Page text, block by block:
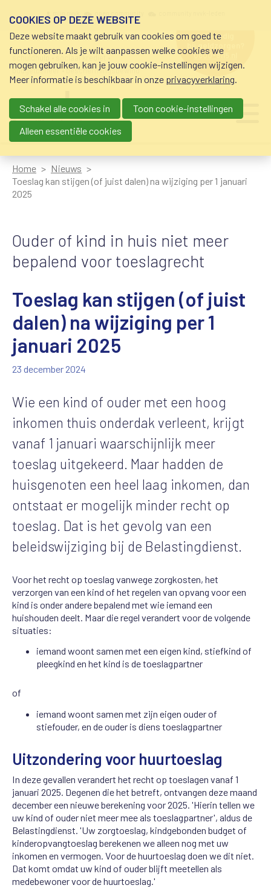
schuldhulp • sociaal krediet •
budgetbeheer • beschermingsbewind
hulp nodig
bij geldzorgen?
0800-8115.nl
Main navigation
Home
Nieuws
Toeslag kan stijgen (of juist dalen) na wijziging per 1 januari
2025
Ouder of kind in huis niet meer
bepalend voor toeslagrecht
Toeslag kan stijgen (of juist
dalen) na wijziging per 1
januari 2025
23 december 2024
Wie een kind of ouder met een hoog
inkomen thuis onderdak verleent, krijgt
vanaf 1 januari waarschijnlijk meer
toeslag uitgekeerd. Maar hadden de
huisgenoten een heel laag inkomen, dan
ontstaat er mogelijk minder recht op
toeslag. Dat is het gevolg van een
beleidswijziging bij de Belastingdienst.
Voor het recht op toeslag vanwege zorgkosten, het
verzorgen van een kind of het regelen van opvang voor een
kind is onder andere bepalend met wie iemand een
huishouden deelt. Maar die regel verandert voor de volgende
situaties:
iemand woont samen met een eigen kind, stiefkind of
pleegkind en het kind is de toeslagpartner
of
iemand woont samen met zijn eigen ouder of
stiefouder, en de ouder is diens toeslagpartner
Uitzondering voor huurtoeslag
In deze gevallen verandert het recht op toeslagen vanaf 1
januari 2025. Degenen die het betreft, ontvangen deze maand
december een nieuwe berekening voor 2025. 'Hierin tellen we
uw kind of ouder niet meer mee als toeslagpartner', aldus de
Belastingdienst. 'Uw zorgtoeslag, kindgebonden budget of
kinderopvangtoeslag berekenen we alleen nog met uw
inkomen en vermogen. Voor de huurtoeslag doen we dit niet.
Dat komt omdat uw kind of ouder blijft meetellen als
medebewoner voor de huurtoeslag.'
COOKIES OP DEZE WEBSITE
Deze website maakt gebruik van cookies om goed te
functioneren. Als je wilt aanpassen welke cookies we
mogen gebruiken, kan je jouw cookie-instellingen wijzigen.
Meer informatie is beschikbaar in onze privacyverklaring.
Schakel alle cookies in
Toon cookie-instellingen
Alleen essentiële cookies